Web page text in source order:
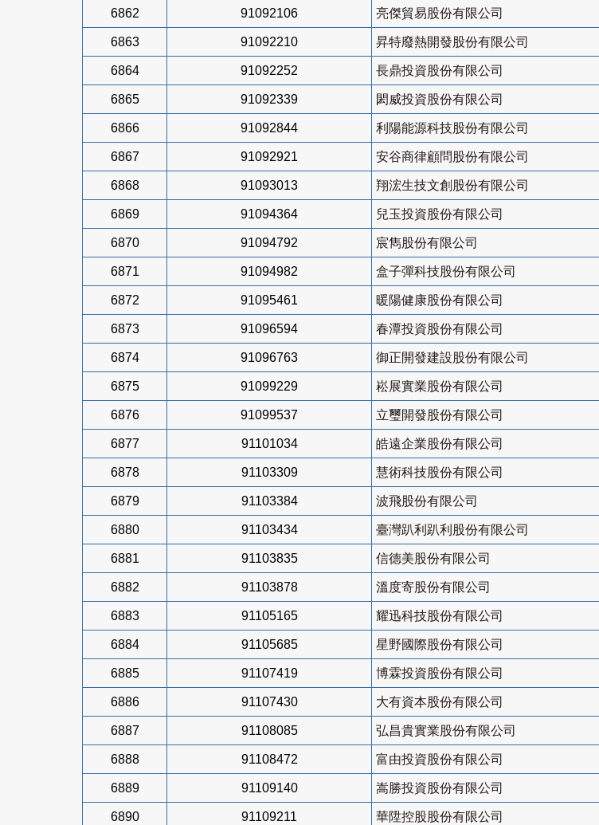
6862 91092106 亮傑貿易股份有限公司
6863 91092210 昇特廢熱開發股份有限公司
6864 91092252 長鼎投資股份有限公司
6865 91092339 閎威投資股份有限公司
6866 91092844 利陽能源科技股份有限公司
6867 91092921 安谷商律顧問股份有限公司
6868 91093013 翔浤生技文創股份有限公司
6869 91094364 兒玉投資股份有限公司
6870 91094792 宸雋股份有限公司
6871 91094982 盒子彈科技股份有限公司
6872 91095461 暖陽健康股份有限公司
6873 91096594 春潭投資股份有限公司
6874 91096763 御正開發建設股份有限公司
6875 91099229 崧展實業股份有限公司
6876 91099537 立璽開發股份有限公司
6877 91101034 皓遠企業股份有限公司
6878 91103309 慧術科技股份有限公司
6879 91103384 波飛股份有限公司
6880 91103434 臺灣趴利趴利股份有限公司
6881 91103835 信德美股份有限公司
6882 91103878 溫度寄股份有限公司
6883 91105165 耀迅科技股份有限公司
6884 91105685 星野國際股份有限公司
6885 91107419 博霖投資股份有限公司
6886 91107430 大有資本股份有限公司
6887 91108085 弘昌貴實業股份有限公司
6888 91108472 富由投資股份有限公司
6889 91109140 嵩勝投資股份有限公司
6890 91109211 華陞控股股份有限公司